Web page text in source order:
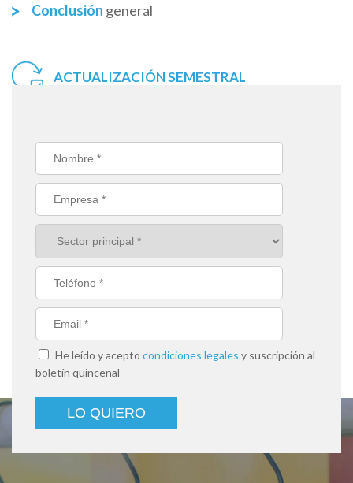
Conclusión general
ACTUALIZACIÓN SEMESTRAL
He leído y acepto condiciones legales y suscripción al
boletín quincenal